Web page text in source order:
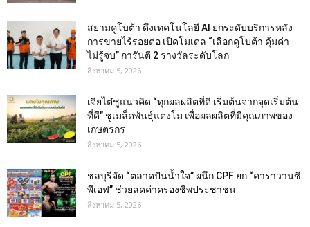
สยามคูโบต้า ดึงเทคโนโลยี AI ยกระดับบริการหลัง
การขายไร้รอยต่อ เปิดโมเดล “เลือกคูโบต้า คุ้มค่า
ไม่รู้จบ” การันตี 2 รางวัลระดับโลก
สิงหาคม 5, 2026
เจียไต๋ชูแนวคิด “ทุกผลผลิตที่ดี เริ่มต้นจากจุดเริ่มต้น
ที่ดี” ชูเมล็ดพันธุ์แตงโม เพื่อผลผลิตที่มีคุณภาพของ
เกษตรกร
สิงหาคม 5, 2026
ชลบุรีจัด “ตลาดปันน้ำใจ” ผนึก CPF ยก “คาราวานซี
พีเอฟ” ช่วยลดค่าครองชีพประชาชน
สิงหาคม 5, 2026